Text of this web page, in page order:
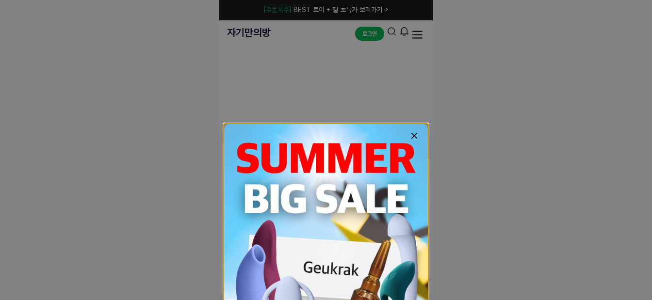
[주문폭주] BEST 토이 + 젤 초특가 보러가기 >
자기만의방 로그인
예상치 못한 에러입니다.